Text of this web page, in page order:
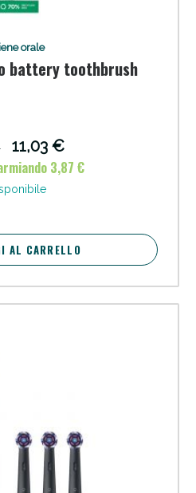
orale
battery toothbrush
11,03 €
3,87 €
AL CARRELLO